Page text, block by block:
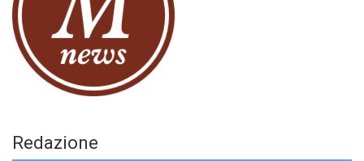
Redazione